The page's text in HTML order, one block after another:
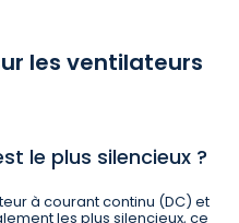
les ventilateurs
le plus silencieux ?
à courant continu (DC) et
les plus silencieux, ce